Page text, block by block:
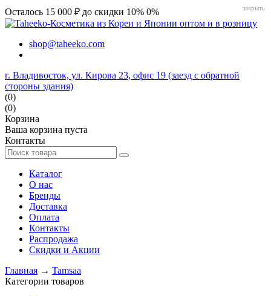
Осталось 15 000 ₽ до скидки 10% 0%
shop@taheeko.com
г. Владивосток, ул. Кирова 23, офис 19 (заезд с обратной
стороны здания)
(0)
(0)
Корзина
Ваша корзина пуста
Контакты
Каталог
О нас
Бренды
Доставка
Оплата
Контакты
Распродажа
Скидки и Акции
Главная → Tamsaa
Категории товаров
закрыть